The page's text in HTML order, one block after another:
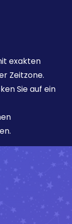
exakten
Zeitzone.
Sie auf ein